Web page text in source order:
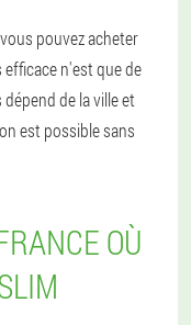
pouvez acheter
n'est que de
de la ville et
est possible sans
OÙ